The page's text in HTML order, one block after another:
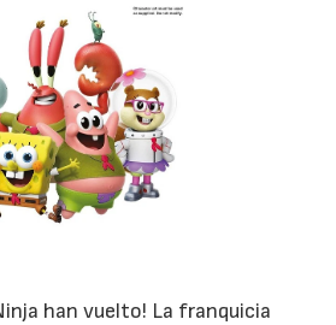
han vuelto! La franquicia